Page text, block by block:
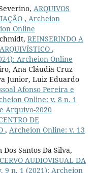
ARQUIVOS
, Archeion
Online
REINSERINDO A
,
Archeion Online
Ana Cláudia Cruz
Junior, Luiz Eduardo
Afonso Pereira e
Online: v. 8 n. 1
Arquivo-2020
DE
, Archeion Online: v. 13
Santos Da Silva,
AUDIOVISUAL DA
9 n. 1 (2021): Archeion